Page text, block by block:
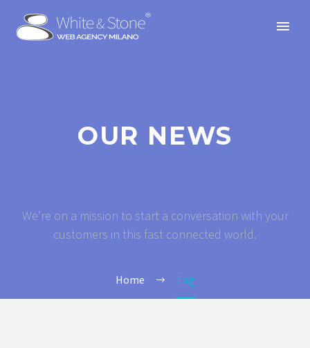
OUR NEWS
We’re on a mission to start a conversation with your
customers in this fast connected world.
Home Tag